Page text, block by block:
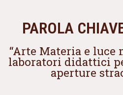
PAROLA
“Arte Materia e luce
laboratori didattici
aperture